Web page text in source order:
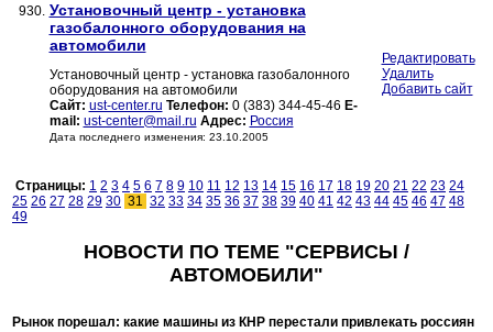
930. Установочный центр - установка
газобалонного оборудования на
автомобили
Установочный центр - установка газобалонного
оборудования на автомобили
Сайт: ust-center.ru Телефон: 0 (383) 344-45-46 E-
mail: ust-center@mail.ru Адрес: Россия
Дата последнего изменения: 23.10.2005
Редактировать
Удалить
Добавить сайт
Страницы: 1 2 3 4 5 6 7 8 9 10 11 12 13 14 15 16 17 18 19 20 21 22 23 24
25 26 27 28 29 30 31 32 33 34 35 36 37 38 39 40 41 42 43 44 45 46 47 48
49
НОВОСТИ ПО ТЕМЕ "СЕРВИСЫ /
АВТОМОБИЛИ"
Рынок порешал: какие машины из КНР перестали привлекать россиян